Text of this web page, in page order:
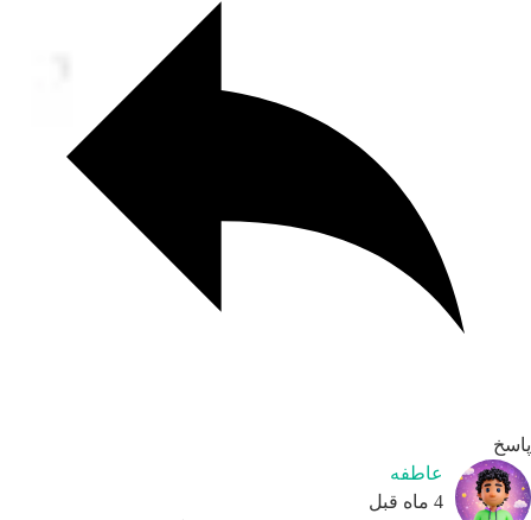
عاطفه